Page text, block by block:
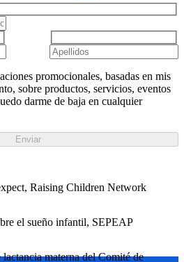
promocionales, basadas en mis
sobre productos, servicios, eventos
darme de baja en cualquier
Enviar
Raising Children Network
el sueño infantil, SEPEAP
materna del Comité de